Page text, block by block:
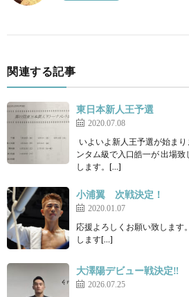
関連する記事
東日本新人王予選
2020.07.08
いよいよ新人王予選が始ま
ンタム級で入口皓一が 出場
します。[…]
小浦翼 次戦決定！
2020.01.07
応援よろしくお願い致しま
します[…]
大澤陽デビュー戦決定‼
2026.07.25